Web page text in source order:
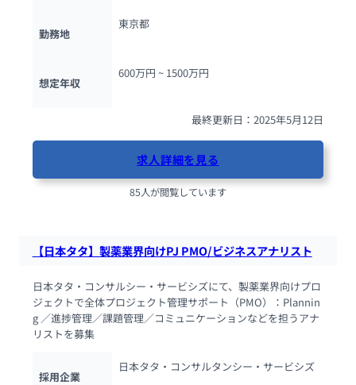
勤務地
東京都
想定年収
600万円 ~ 1500万円
最終更新日：2025年5月12日
求人詳細を見る
85人が閲覧しています
【日本タタ】製薬業界向けPJ PMO/ビジネスアナリスト
日本タタ・コンサルシー・サービシズにて、製薬業界向けプロ
ジェクトで全体プロジェクト管理サポート（PMO）：Plannin
g ／進捗管理／課題管理／コミュニケーションなどを担うアナ
リストを募集
採用企業
日本タタ・コンサルタンシー・サービシズ